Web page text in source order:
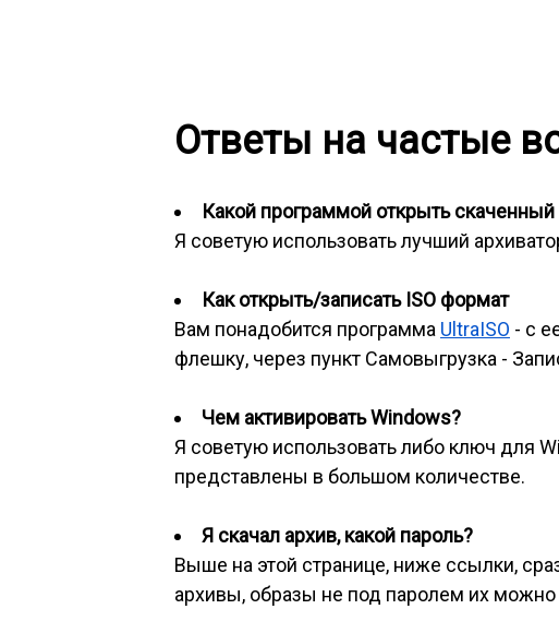
Ответы на частые
Какой программой открыть скаченный
Я советую использовать лучший
Как открыть/записать ISO формат
Вам понадобится программа UltraISO - с
флешку, через пункт Самовыгрузка -
Чем активировать Windows?
Я советую использовать либо ключ для
представлены в большом количестве.
Я скачал архив, какой пароль?
Выше на этой странице, ниже ссылки,
архивы, образы не под паролем их можно